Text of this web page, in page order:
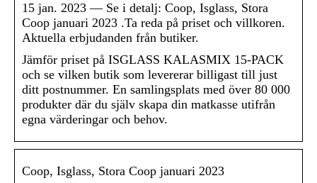
15 jan. 2023 — Se i detalj: Coop, Isglass, Stora
Coop januari 2023 .Ta reda på priset och villkoren.
Aktuella erbjudanden från butiker.
Jämför priset på ISGLASS KALASMIX 15-PACK
och se vilken butik som levererar billigast till just
ditt postnummer. En samlingsplats med över 80 000
produkter där du själv skapa din matkasse utifrån
egna värderingar och behov.
Coop, Isglass, Stora Coop januari 2023